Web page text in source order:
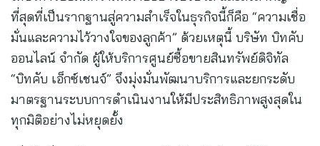
ที่สุดที่เป็นรากฐานสู่ความสำเร็จในธุรกิจนี้ก็คือ “ความเชื่อ
มั่นและความไว้วางใจของลูกค้า” ด้วยเหตุนี้ บริษัท บิทคับ
ออนไลน์ จำกัด ผู้ให้บริการศูนย์ซื้อขายสินทรัพย์ดิจิทัล
“บิทคับ เอ็กซ์เชนจ์” จึงมุ่งมั่นพัฒนาบริการและยกระดับ
มาตรฐานระบบการดำเนินงานให้มีประสิทธิภาพสูงสุดใน
ทุกมิติอย่างไม่หยุดยั้ง